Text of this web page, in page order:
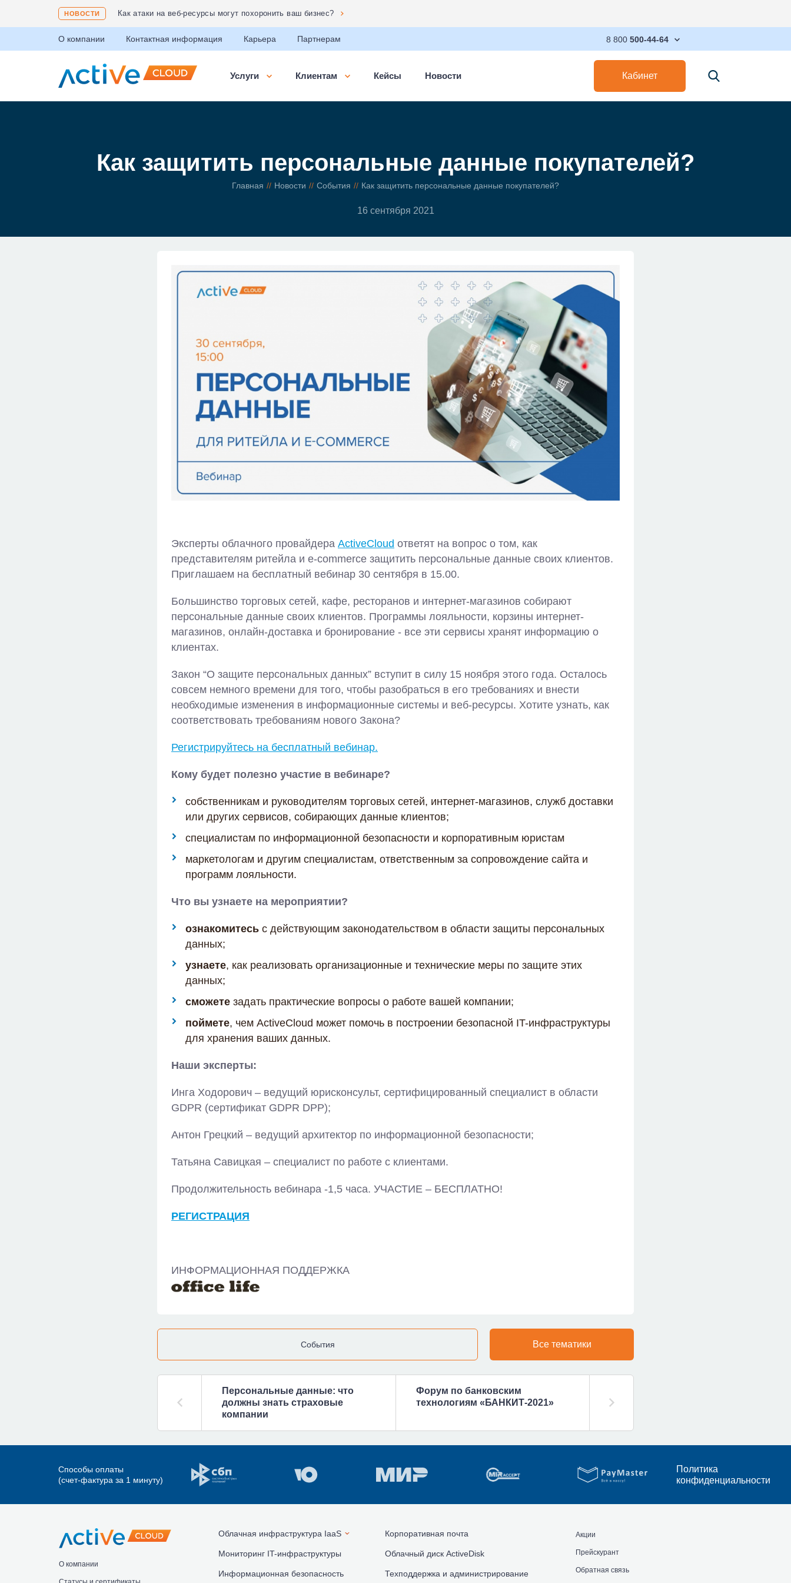
НОВОСТИ Соответствие ФЗ 152 «О защите персональных данных»
О компании Контактная информация Карьера Партнерам 8 800 500-44-64
Услуги Клиентам Кейсы Новости Кабинет
Как защитить персональные данные покупателей?
Главная Новости События Как защитить персональные данные покупателей?
16 сентября 2021
Эксперты облачного провайдера ActiveCloud ответят на вопрос о том, как
представителям ритейла и e-commerce защитить персональные данные своих клиентов.
Приглашаем на бесплатный вебинар 30 сентября в 15.00.
Большинство торговых сетей, кафе, ресторанов и интернет-магазинов собирают
персональные данные своих клиентов. Программы лояльности, корзины интернет-
магазинов, онлайн-доставка и бронирование - все эти сервисы хранят информацию о
клиентах.
Закон “О защите персональных данных” вступит в силу 15 ноября этого года. Осталось
совсем немного времени для того, чтобы разобраться в его требованиях и внести
необходимые изменения в информационные системы и веб-ресурсы. Хотите узнать, как
соответствовать требованиям нового Закона?
Регистрируйтесь на бесплатный вебинар.
Кому будет полезно участие в вебинаре?
собственникам и руководителям торговых сетей, интернет-магазинов, служб доставки
или других сервисов, собирающих данные клиентов;
специалистам по информационной безопасности и корпоративным юристам
маркетологам и другим специалистам, ответственным за сопровождение сайта и
программ лояльности.
Что вы узнаете на мероприятии?
ознакомитесь с действующим законодательством в области защиты персональных
данных;
узнаете, как реализовать организационные и технические меры по защите этих
данных;
сможете задать практические вопросы о работе вашей компании;
поймете, чем ActiveCloud может помочь в построении безопасной IT-инфраструктуры
для хранения ваших данных.
Наши эксперты:
Инга Ходорович – ведущий юрисконсульт, сертифицированный специалист в области
GDPR (сертификат GDPR DPP);
Антон Грецкий – ведущий архитектор по информационной безопасности;
Татьяна Савицкая – специалист по работе с клиентами.
Продолжительность вебинара -1,5 часа. УЧАСТИЕ – БЕСПЛАТНО!
РЕГИСТРАЦИЯ
ИНФОРМАЦИОННАЯ ПОДДЕРЖКА
События Все тематики
Персональные данные: что
должны знать страховые
компании
Форум по банковским
технологиям «БАНКИТ-2021»
Способы оплаты
(счет-фактура за 1 минуту)
Политика
конфиденциальности
Облачная инфраструктура IaaS
Мониторинг IT-инфраструктуры
Информационная безопасность
Корпоративная почта
Облачный диск ActiveDisk
Техподдержка и администрирование
Акции
Прейскурант
Обратная связь
О компании